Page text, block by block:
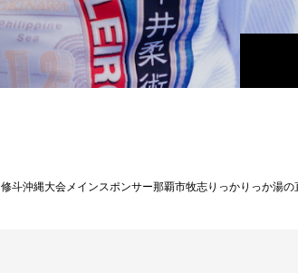
修斗沖縄大会メインスポンサー那覇市牧志りっかりっか湯の直ぐそば【沖縄酒場きぶんや】さん。明日からなんと定食1500yenが破格の100yenで